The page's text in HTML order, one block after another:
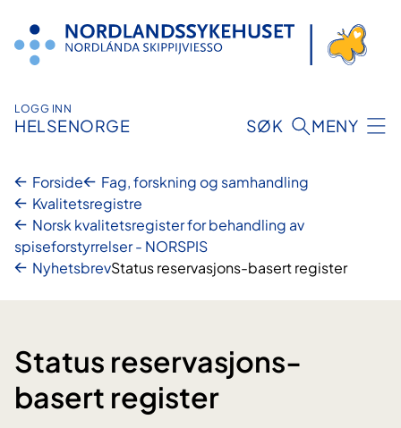
innhold
LOGG INN
HELSENORGE SØK MENY
Forside
Fag, forskning og samhandling
Kvalitetsregistre
Norsk kvalitetsregister for behandling av
spiseforstyrrelser - NORSPIS
NyhetsbrevStatus reservasjons-basert register
Status reservasjons-
basert register